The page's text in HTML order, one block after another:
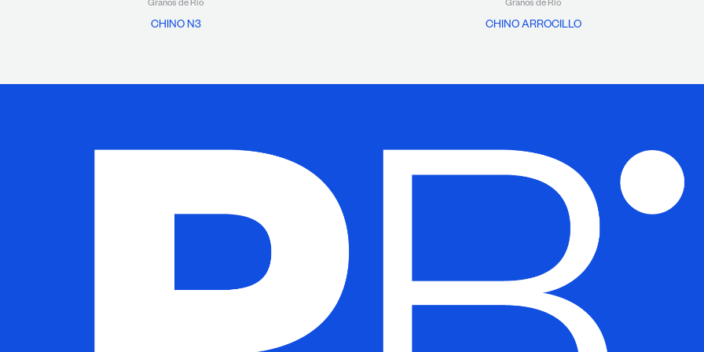
Granos de Río
CHINO N3
Granos de Río
CHINO ARROCILLO